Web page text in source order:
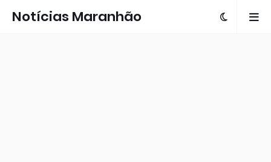
Notícias Maranhão